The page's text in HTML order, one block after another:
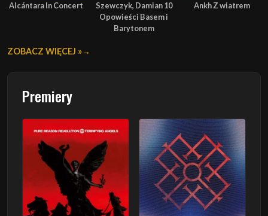
Alcántara In Concert
Szewczyk, Damian 10
Opowieści Basem i
Barytonem
Ankh Z wiatrem
ZOBACZ WIĘCEJ »
Premiery